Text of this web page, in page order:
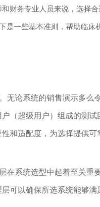
财务专业人员来说，选择合
是一些基本准则，帮助临床
无论系统的销售演示多么
（超级用户）组成的测
和适配度，为选择提供可
在系统选型中起着至关重
可以确保所选系统能够